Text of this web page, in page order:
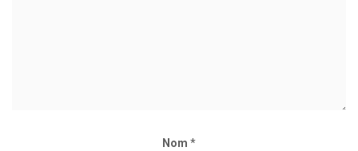
Nom *